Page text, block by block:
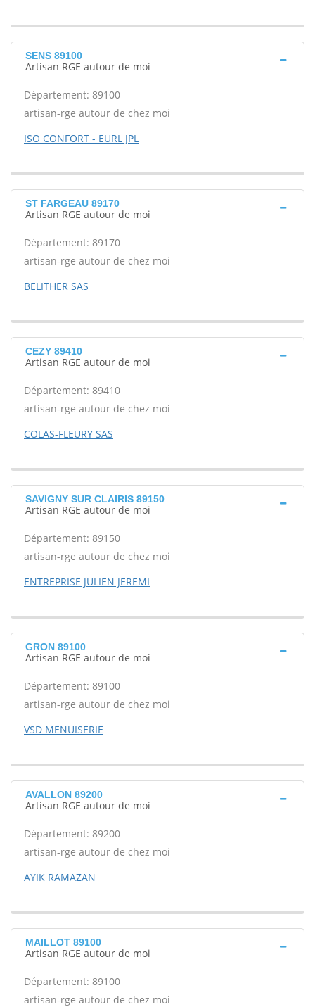
SENS 89100
Artisan RGE autour de moi
Département: 89100
artisan-rge autour de chez moi
ISO CONFORT - EURL JPL
ST FARGEAU 89170
Artisan RGE autour de moi
Département: 89170
artisan-rge autour de chez moi
BELITHER SAS
CEZY 89410
Artisan RGE autour de moi
Département: 89410
artisan-rge autour de chez moi
COLAS-FLEURY SAS
SAVIGNY SUR CLAIRIS 89150
Artisan RGE autour de moi
Département: 89150
artisan-rge autour de chez moi
ENTREPRISE JULIEN JEREMI
GRON 89100
Artisan RGE autour de moi
Département: 89100
artisan-rge autour de chez moi
VSD MENUISERIE
AVALLON 89200
Artisan RGE autour de moi
Département: 89200
artisan-rge autour de chez moi
AYIK RAMAZAN
MAILLOT 89100
Artisan RGE autour de moi
Département: 89100
artisan-rge autour de chez moi